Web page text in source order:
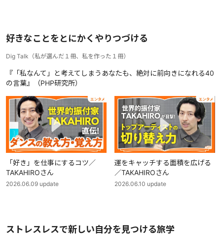
好きなことをとにかくやりつづける
Dig Talk （私が選んだ１冊、私を作った１冊）
『「私なんて」と考えてしまうあなたも、絶対に前向きになれる40
の言葉』（PHP研究所）
「好き」を仕事にするコツ／
TAKAHIROさん
2026.06.09 update
運をキャッチする面積を広げる
／TAKAHIROさん
2026.06.10 update
ストレスレスで新しい自分を見つける旅学